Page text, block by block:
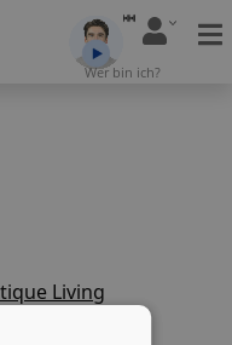
Wer bin ich?
Living